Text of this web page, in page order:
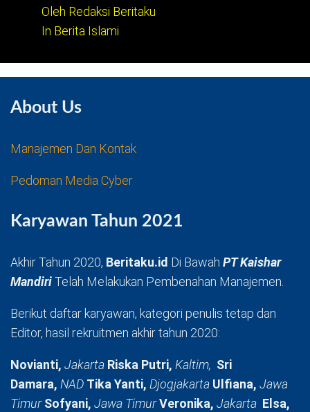
Oleh Redaksi Beritaku
In Berita Islami
About Us
Manajemen Dan Kontak
Pedoman Media Cyber
Karyawan Tahun 2021
Akhir Tahun 2020, Beritaku.id Di Bawah PT Kaishar
MandiriTelah Melakukan Pembenahan Manajemen.
Berikut daftar karyawan, kategori penulis tetap dan
Editor, hasil rekruitmen akhir tahun 2020:
Novianti, Jakarta Riska Putri, Kaltim, Sri
Damara, NAD Tika Yanti, Djogjakarta Ulfiana, Jawa
TimurSofyani, Jawa TimurVeronika, Jakarta Elsa,